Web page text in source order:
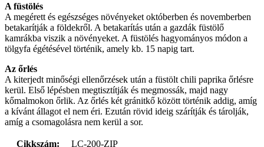
A füstölés
A megérett és egészséges növényeket októberben és novemberben
betakarítják a földekről. A betakarítás után a gazdák füstölő
kamrákba viszik a növényeket. A füstölés hagyományos módon a
tölgyfa égétésével történik, amely kb. 15 napig tart.
Az őrlés
A kiterjedt minőségi ellenőrzések után a füstölt chili paprika őrlésre
kerül. Első lépésben megtisztítják és megmossák, majd nagy
kőmalmokon őrlik. Az őrlés két gránitkő között történik addig, amíg
a kívánt állagot el nem éri. Ezután rövid ideig szárítják és tárolják,
amíg a csomagolásra nem kerül a sor.
Cikkszám: LC-200-ZIP